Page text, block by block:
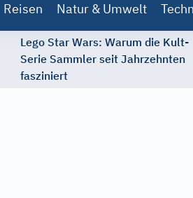
Reisen Natur & Umwelt
Lego Star Wars: Warum die Kult-
Serie Sammler seit Jahrzehnten
fasziniert